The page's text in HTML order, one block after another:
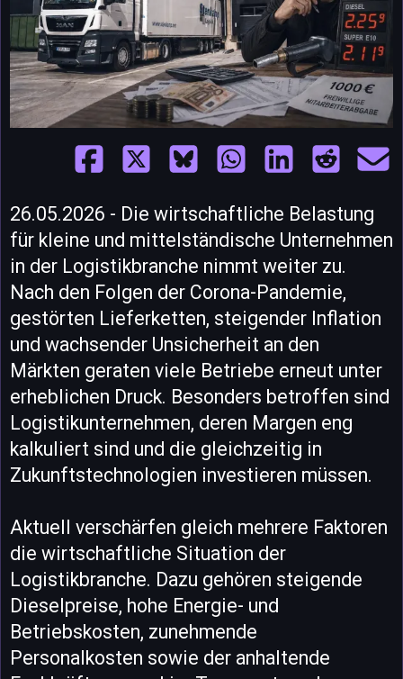
26.05.2026 - Die wirtschaftliche Belastung
für kleine und mittelständische Unternehmen
in der Logistikbranche nimmt weiter zu.
Nach den Folgen der Corona-Pandemie,
gestörten Lieferketten, steigender Inflation
und wachsender Unsicherheit an den
Märkten geraten viele Betriebe erneut unter
erheblichen Druck. Besonders betroffen sind
Logistikunternehmen, deren Margen eng
kalkuliert sind und die gleichzeitig in
Zukunftstechnologien investieren müssen.
Aktuell verschärfen gleich mehrere Faktoren
die wirtschaftliche Situation der
Logistikbranche. Dazu gehören steigende
Dieselpreise, hohe Energie- und
Betriebskosten, zunehmende
Personalkosten sowie der anhaltende